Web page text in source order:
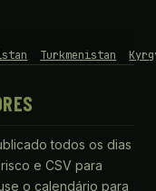
Turkmenistan
todos os dias
e CSV para
o calendário para